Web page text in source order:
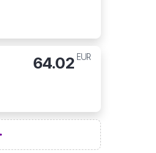
64.02 EUR